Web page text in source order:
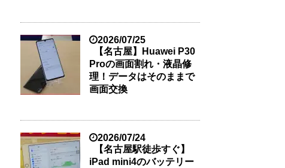
2026/07/25
【名古屋】Huawei P30
Proの画面割れ・液晶修
理！データはそのままで
画面交換
2026/07/24
【名古屋駅徒歩すぐ】
iPad mini4のバッテリー